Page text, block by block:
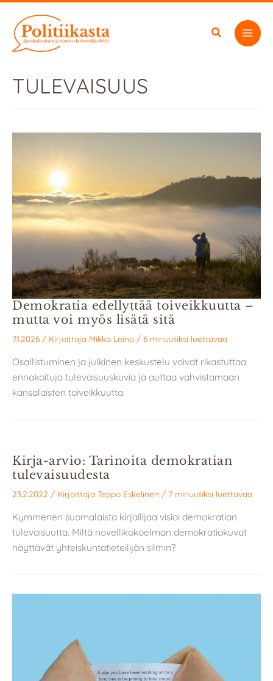
sisältöön
TULEVAISUUS
Demokratia edellyttää toiveikkuutta –
mutta voi myös lisätä sitä
7.1.2026 / Kirjoittaja Mikko Leino / 6 minuutiksi luettavaa
Osallistuminen ja julkinen keskustelu voivat rikastuttaa
ennakoituja tulevaisuuskuvia ja auttaa vahvistamaan
kansalaisten toiveikkuutta.
Kirja-arvio: Tarinoita demokratian
tulevaisuudesta
23.2.2022 / Kirjoittaja Teppo Eskelinen / 7 minuutiksi luettavaa
Kymmenen suomalaista kirjailijaa visioi demokratian
tulevaisuutta. Miltä novellikokoelman demokratiakuvat
näyttävät yhteiskuntatieteilijän silmin?